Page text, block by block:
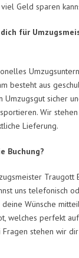
Geld sparen
für
besteht aus
Umzugsgut sicher
Wir
Lieferung.
Buchung?
Traugott
uns telefonisch
deine Wünsche
welches perfekt
Fragen stehen wir